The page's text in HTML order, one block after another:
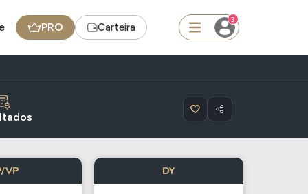
PRO Carteira
3
BDR
VP DY